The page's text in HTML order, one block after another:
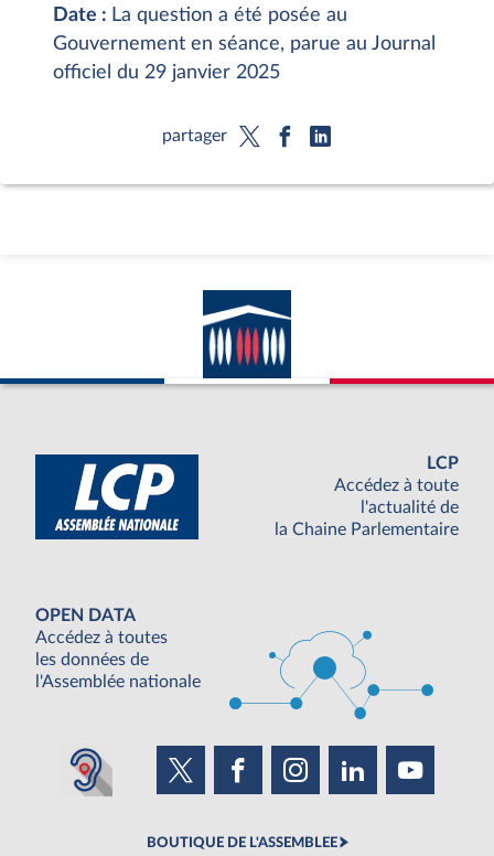
Date : La question a été posée au
Gouvernement en séance, parue au Journal
officiel du 29 janvier 2025
partager
LCP
Accédez à toute
l'actualité de
la Chaine Parlementaire
OPEN DATA
Accédez à toutes
les données de
l'Assemblée nationale
BOUTIQUE DE L'ASSEMBLEE